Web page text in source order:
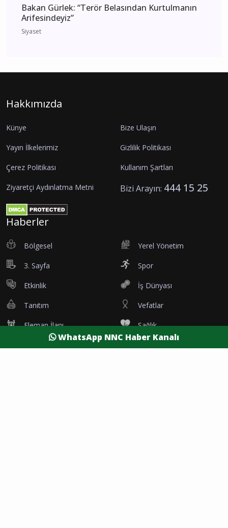
Bakan Gürlek: “Terör Belasından Kurtulmanın
Arifesindeyiz”
Siyaset
Hakkımızda
Künye Bize Ulaşın
Yayın İlkelerimiz Gizlilik Politikası
Çerez Politikası Kullanım Şartları
Ziyaretçi Aydınlatma Metni Bizi Arayın: 444 15 25
Haberler
Bölgesel Yerel Yönetim
3. Sayfa Spor
Etkinlik İş Dünyası
Tanıtım Vefatlar
Eleman İlanı Sağlık
WhatsApp NNC Haber Kanalı